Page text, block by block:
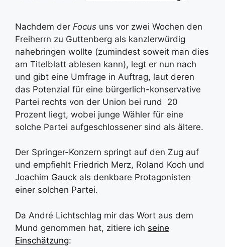
Nachdem der Focus uns vor zwei Wochen den
Freiherrn zu Guttenberg als kanzlerwürdig
nahebringen wollte (zumindest soweit man dies
am Titelblatt ablesen kann), legt er nun nach
und gibt eine Umfrage in Auftrag, laut deren
das Potenzial für eine bürgerlich-konservative
Partei rechts von der Union bei rund 20
Prozent liegt, wobei junge Wähler für eine
solche Partei aufgeschlossener sind als ältere.
Der Springer-Konzern springt auf den Zug auf
und empfiehlt Friedrich Merz, Roland Koch und
Joachim Gauck als denkbare Protagonisten
einer solchen Partei.
Da André Lichtschlag mir das Wort aus dem
Mund genommen hat, zitiere ich seine
Einschätzung: